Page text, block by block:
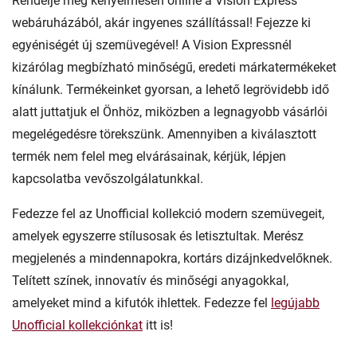
webáruházából, akár ingyenes szállítással! Fejezze ki
egyéniségét új szemüvegével! A Vision Expressnél
kizárólag megbízható minőségű, eredeti márkatermékeket
kínálunk. Termékeinket gyorsan, a lehető legrövidebb idő
alatt juttatjuk el Önhöz, miközben a legnagyobb vásárlói
megelégedésre törekszünk. Amennyiben a kiválasztott
termék nem felel meg elvárásainak, kérjük, lépjen
kapcsolatba vevőszolgálatunkkal.
Fedezze fel az Unofficial kollekció modern szemüvegeit,
amelyek egyszerre stílusosak és letisztultak. Merész
megjelenés a mindennapokra, kortárs dizájnkedvelőknek.
Telített színek, innovatív és minőségi anyagokkal,
amelyeket mind a kifutók ihlettek. Fedezze fel legújabb
Unofficial kollekciónkat itt is!